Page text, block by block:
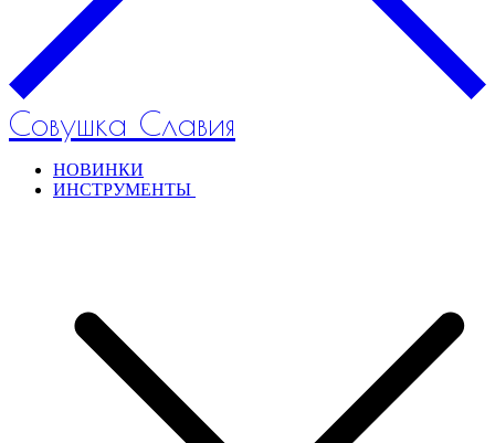
Совушка Славия
НОВИНКИ
ИНСТРУМЕНТЫ